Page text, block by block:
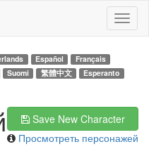
Español
Français
Suomi 繁體中文
Esperanto
Save New Character
Просмотреть персонажей